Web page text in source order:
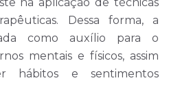
Dessa forma, a
como auxílio para o
mentais e físicos, assim
hábitos e sentimentos